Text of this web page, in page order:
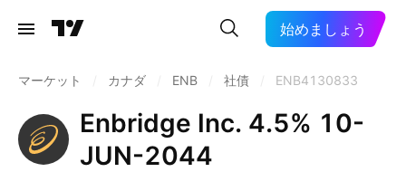
始めましょう
マーケット カナダ ENB 社債 ENB4130833
Enbridge Inc. 4.5% 10-
JUN-2044